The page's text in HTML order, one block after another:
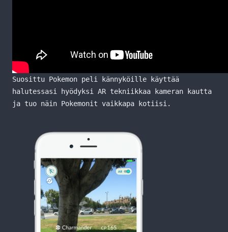
Suosittu Pokemon peli kännyköille käyttää
halutessasi hyödyksi AR tekniikkaa kameran kautta
ja tuo näin Pokemonit vaikkapa kotiisi.